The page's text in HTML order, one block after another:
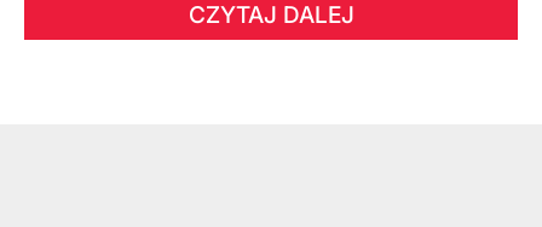
CZYTAJ DALEJ